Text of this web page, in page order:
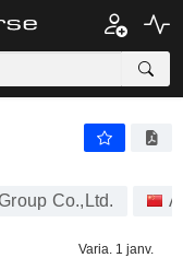
Co.,Ltd.
Varia. 1 janv.